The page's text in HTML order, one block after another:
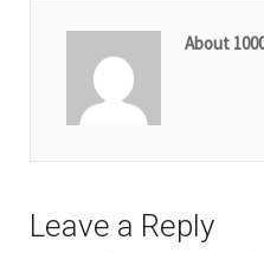
About
Leave a Reply